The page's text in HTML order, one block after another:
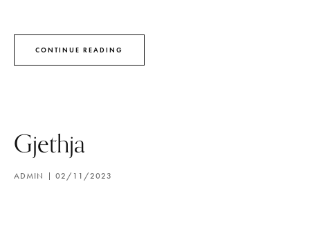
CONTINUE READING
Gjethja
ADMIN 02/11/2023